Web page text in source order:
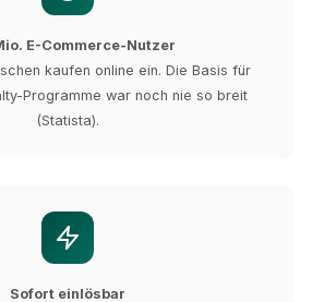
E-Commerce-Nutzer
kaufen online ein. Die Basis für
Programme war noch nie so breit
(Statista).
Sofort einlösbar